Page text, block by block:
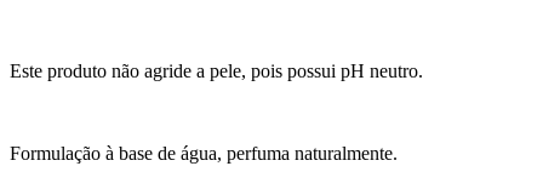
Este produto não agride a pele, pois possui pH neutro.
Formulação à base de água, perfuma naturalmente.